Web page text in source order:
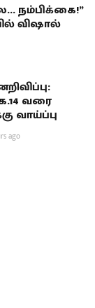
நம்பிக்கை!”
விஷால்
வரை
வாய்ப்பு
ago